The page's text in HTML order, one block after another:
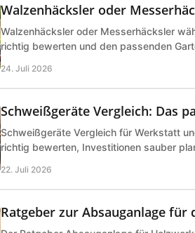
Walzenhäcksler oder
Walzenhäcksler oder Messerhäcksler
richtig bewerten und den passenden
24. Juli 2026
Schweißgeräte Vergleich: Das
Schweißgeräte Vergleich für Werkstatt
richtig bewerten, Investitionen sauber
22. Juli 2026
Ratgeber zur Absauganlage